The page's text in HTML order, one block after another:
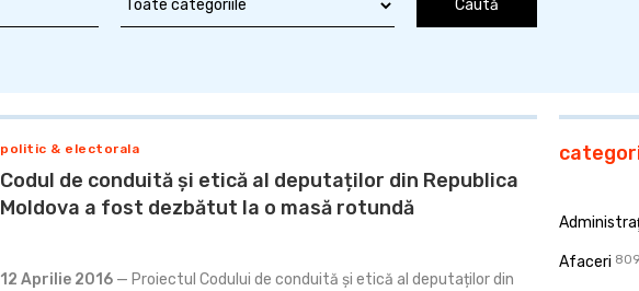
politic & electorala
Codul de conduită și etică al deputaților din Republica
Moldova a fost dezbătut la o masă rotundă
12 Aprilie 2016 — Proiectul Codului de conduită și etică al deputaților din
Afaceri 809